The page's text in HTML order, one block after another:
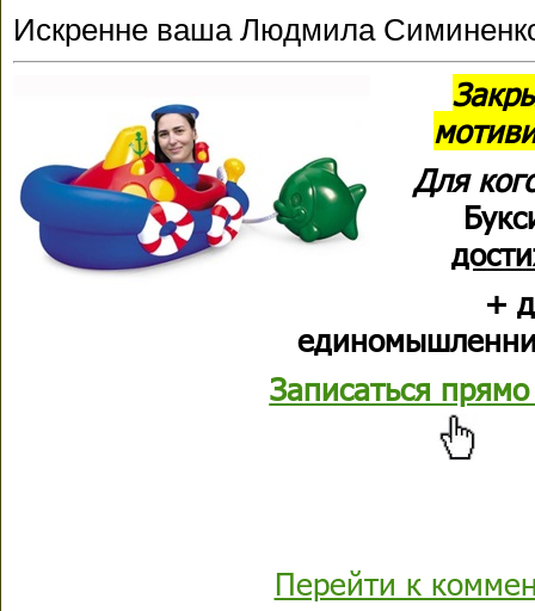
Искренне ваша Людмила
Для
+
Записаться
Перейти к